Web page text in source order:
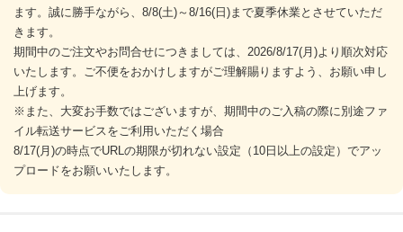
商品一覧
共同購入とは
ご注文の流れ
納期について
ます。誠に勝手ながら、8/8(土)～8/16(日)まで夏季休業とさせていただ
きます。
期間中のご注文やお問合せにつきましては、2026/8/17(月)より順次対応
いたします。ご不便をおかけしますがご理解賜りますよう、お願い申し
上げます。
※また、大変お手数ではございますが、期間中のご入稿の際に別途ファ
イル転送サービスをご利用いただく場合
8/17(月)の時点でURLの期限が切れない設定（10日以上の設定）でアッ
プロードをお願いいたします。